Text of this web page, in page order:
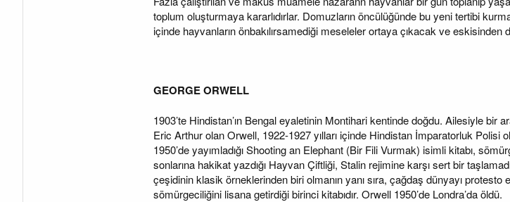
toplum oluşturmaya kararlıdırlar. Domuzların öncülüğünde bu yeni tertibi
içinde hayvanların önbakılırsamediği meseleler ortaya çıkacak ve eskisinden
GEORGE ORWELL
1903’te Hindistan’ın Bengal eyaletinin Montihari kentinde doğdu. Ailesiyle
Eric Arthur olan Orwell, 1922-1927 yılları içinde Hindistan İmparatorluk
1950’de yayımladığı Shooting an Elephant (Bir Fili Vurmak) isimli kitabı,
sonlarına hakikat yazdığı Hayvan Çiftliği, Stalin rejimine karşı sert bir
çeşidinin klasik örneklerinden biri olmanın yanı sıra, çağdaş dünyayı
sömürgeciliğini lisana getirdiği birinci kitabıdır. Orwell 1950’de Londra’da öldü.